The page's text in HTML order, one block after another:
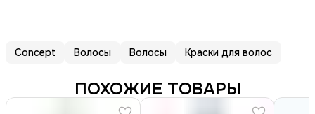
Concept Волосы Волосы Краски для волос
ПОХОЖИЕ ТОВАРЫ